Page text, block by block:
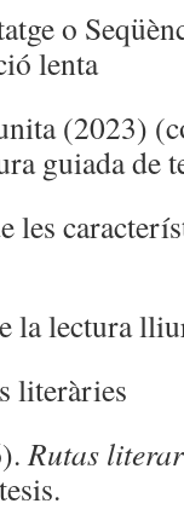
o
lenta
(2023)
guiada de
les
la lectura
literàries
Rutas